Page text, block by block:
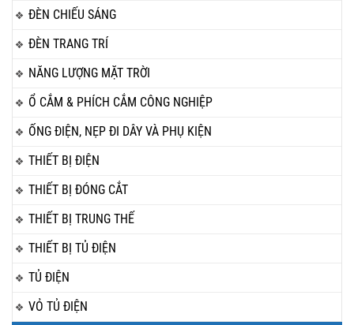
ĐÈN CHIẾU SÁNG
ĐÈN TRANG TRÍ
NĂNG LƯỢNG MẶT TRỜI
Ổ CẮM & PHÍCH CẮM CÔNG NGHIỆP
ỐNG ĐIỆN, NẸP ĐI DÂY VÀ PHỤ KIỆN
THIẾT BỊ ĐIỆN
THIẾT BỊ ĐÓNG CẮT
THIẾT BỊ TRUNG THẾ
THIẾT BỊ TỦ ĐIỆN
TỦ ĐIỆN
VỎ TỦ ĐIỆN